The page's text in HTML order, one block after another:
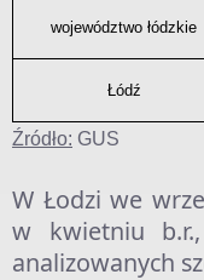
województwo łódzkie
Łódź
Źródło: GUS
W Łodzi we
w kwietniu
analizowanych